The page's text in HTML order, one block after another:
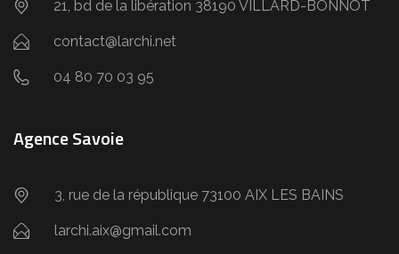
21, bd de la libération 38190 VILLARD-BONNOT
contact@larchi.net
04 80 70 03 95
Agence Savoie
3, rue de la république 73100 AIX LES BAINS
larchi.aix@gmail.com